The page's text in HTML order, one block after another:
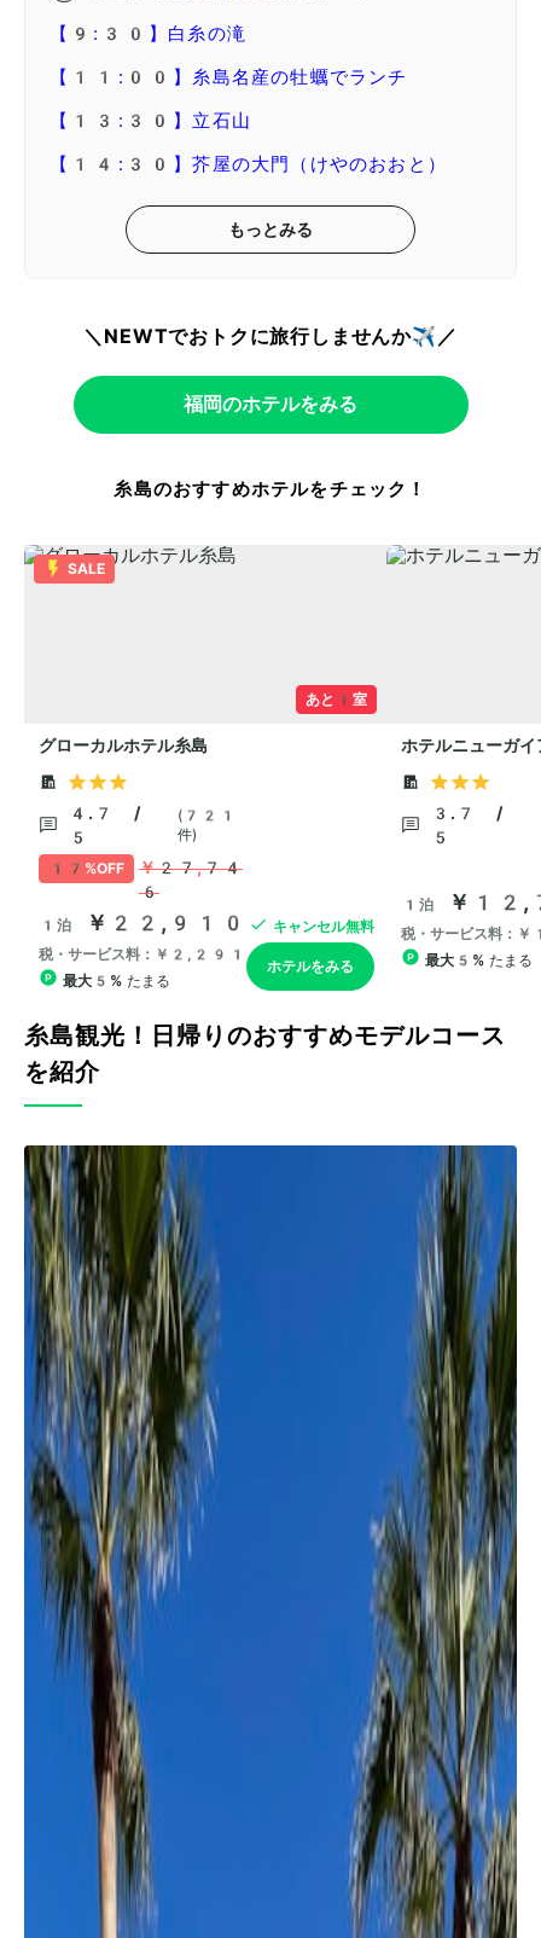
【9:30】白糸の滝
【11:00】糸島名産の牡蠣でランチ
【13:30】立石山
【14:30】芥屋の大門（けやのおおと）
もっとみる
＼NEWTでおトクに旅行しませんか✈️／
福岡のホテルをみる
糸島のおすすめホテルをチェック！
糸島観光！日帰りのおすすめモデルコース
を紹介